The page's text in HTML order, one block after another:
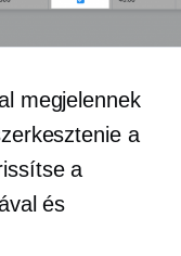
megjelennek
a
a
és